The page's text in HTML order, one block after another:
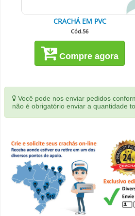
CRACHÁ EM PVC
Cód.56
Compre agora
Você pode nos enviar pedidos
não é obrigatório enviar a quantidade